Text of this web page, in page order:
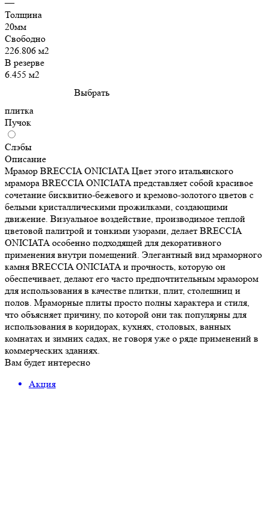
—
Толщина
20мм
Свободно
226.806 м2
В резерве
6.455 м2
Выбрать
плитка
Пучок
Слэбы
Описание
Мрамор BRECCIA ONICIATA Цвет этого итальянского
мрамора BRECCIA ONICIATA представляет собой красивое
сочетание бисквитно-бежевого и кремово-золотого цветов с
белыми кристаллическими прожилками, создающими
движение. Визуальное воздействие, производимое теплой
цветовой палитрой и тонкими узорами, делает BRECCIA
ONICIATA особенно подходящей для декоративного
применения внутри помещений. Элегантный вид мраморного
камня BRECCIA ONICIATA и прочность, которую он
обеспечивает, делают его часто предпочтительным мрамором
для использования в качестве плитки, плит, столешниц и
полов. Мраморные плиты просто полны характера и стиля,
что объясняет причину, по которой они так популярны для
использования в коридорах, кухнях, столовых, ванных
комнатах и зимних садах, не говоря уже о ряде применений в
коммерческих зданиях.
Вам будет интересно
Акция